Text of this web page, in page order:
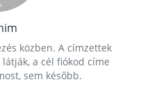
közben. A címzettek
a cél fiókod címe
sem később.